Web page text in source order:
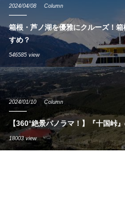
2024/04/08 Column
箱根・芦ノ湖を優雅にクルーズ！
すめ？
546585 view
2024/01/10 Column
【360°絶景パノラマ！】『十国峠
18003 view